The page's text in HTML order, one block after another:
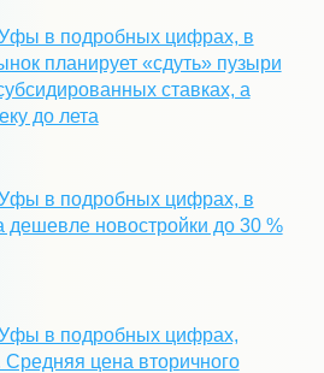
в подробных цифрах, в
планирует «сдуть» пузыри
ставках, а
до лета
в подробных цифрах, в
дешевле новостройки до 30 %
в подробных цифрах,
Средняя цена вторичного